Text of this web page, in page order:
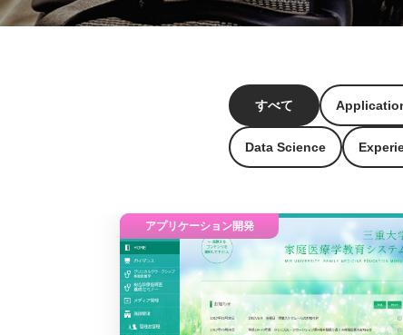
すべて
Data Science
アプリケーション開発